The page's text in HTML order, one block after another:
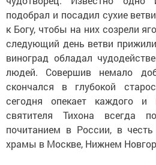
подобрал и посадил сухие
к Богу, чтобы на них созрели
следующий день ветви
виноград обладал
людей. Совершив немало
скончался в глубокой
сегодня опекает каждого
святителя Тихона всегда
почитанием в России, в
храмы в Москве, Нижнем